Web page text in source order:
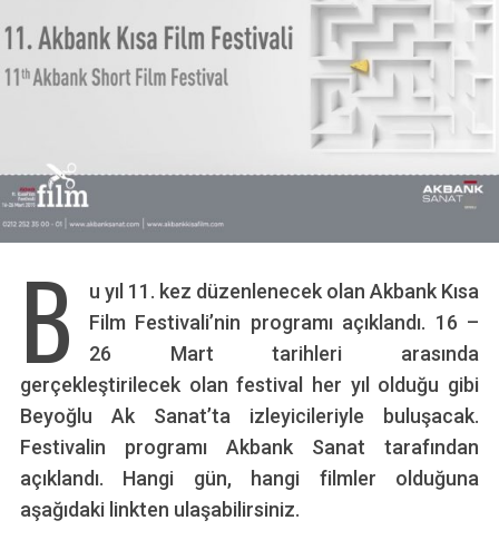
B
u yıl 11. kez düzenlenecek olan Akbank Kısa
Film Festivali’nin programı açıklandı. 16 –
26 Mart tarihleri arasında
gerçekleştirilecek olan festival her yıl olduğu gibi
Beyoğlu Ak Sanat’ta izleyicileriyle buluşacak.
Festivalin programı Akbank Sanat tarafından
açıklandı. Hangi gün, hangi filmler olduğuna
aşağıdaki linkten ulaşabilirsiniz.